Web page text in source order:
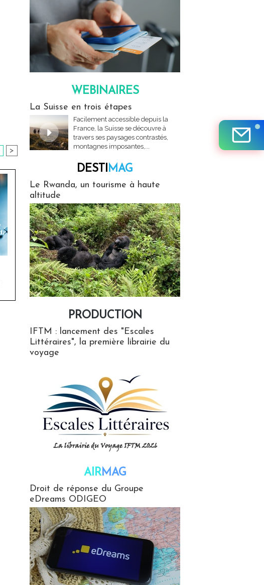
>
WEBINAIRES
La Suisse en trois étapes
Facilement accessible depuis la
France, la Suisse se découvre à
travers ses paysages contrastés,
montagnes imposantes,...
DESTIMAG
Le Rwanda, un tourisme à haute
altitude
PRODUCTION
IFTM : lancement des "Escales
Littéraires", la première librairie du
voyage
AIRMAG
Droit de réponse du Groupe
eDreams ODIGEO